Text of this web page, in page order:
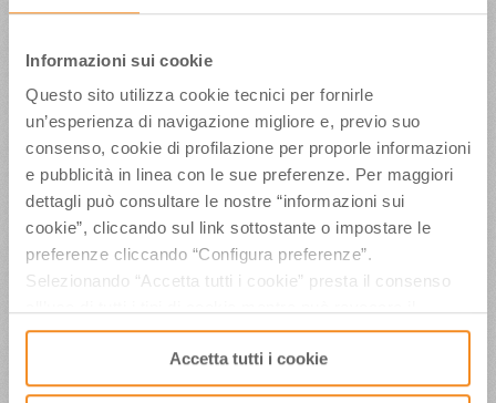
Informazioni sui cookie
Questo sito utilizza cookie tecnici per fornirle
un’esperienza di navigazione migliore e, previo suo
consenso, cookie di profilazione per proporle informazioni
e pubblicità in linea con le sue preferenze. Per maggiori
dettagli può consultare le nostre “informazioni sui
cookie”, cliccando sul link sottostante o impostare le
preferenze cliccando “Configura preferenze”.
Selezionando “Accetta tutti i cookie” presta il consenso
consenso cliccando su “Usa solo i cookie necessari” e
saranno attivati i soli cookie tecnici necessari al corretto
funzionamento del sito.
Accetta tutti i cookie
La Terrazza della Dolcevita a
Rimini: il 3 agosto Dante Ferretti
inaugura la mostra, segue Roberto
Sergio
Proseguono le serate di “La Terrazza della Dolce
Vita” i salotti culturali nel giardino del Grand Hotel
di Rimini di Simona Ventura e Giovanni Terzi,
dipinti e i bozzetti originali di scena firmati da…
read more →